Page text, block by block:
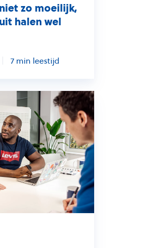
zo moeilijk,
halen wel
7 min leestijd